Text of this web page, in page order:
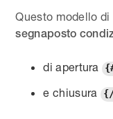
Questo modello
segnaposto
di apertura
e chiusura